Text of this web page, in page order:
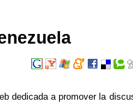
dedicada a promover la